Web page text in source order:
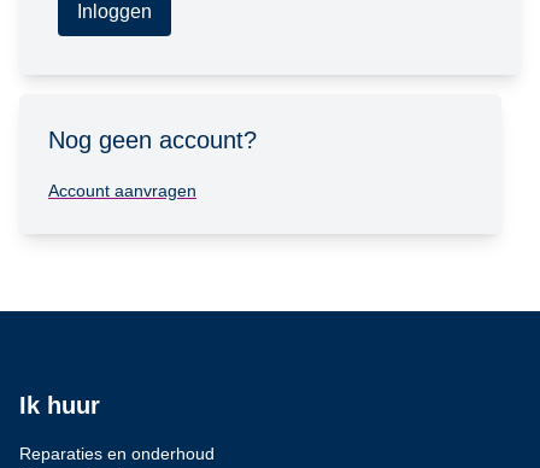
Inloggen
Nog geen account?
Account aanvragen
Ik huur
Reparaties en onderhoud